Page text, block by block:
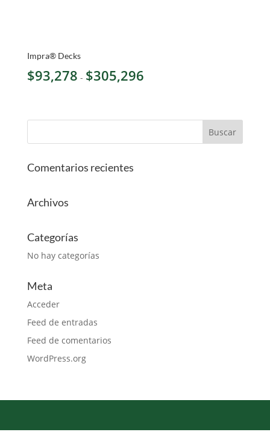
Impra® Decks
$93,278 - $305,296
Comentarios recientes
Archivos
Categorías
No hay categorías
Meta
Acceder
Feed de entradas
Feed de comentarios
WordPress.org